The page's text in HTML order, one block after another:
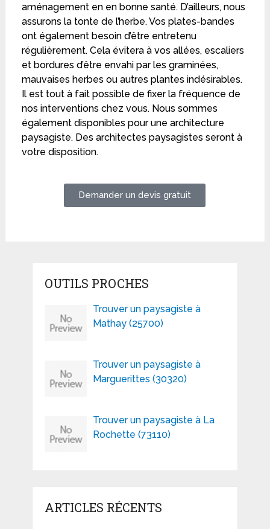
aménagement en en bonne santé. D’ailleurs, nous
assurons la tonte de l’herbe. Vos plates-bandes
ont également besoin d’être entretenu
régulièrement. Cela évitera à vos allées, escaliers
et bordures d’être envahi par les graminées,
mauvaises herbes ou autres plantes indésirables.
Il est tout à fait possible de fixer la fréquence de
nos interventions chez vous. Nous sommes
également disponibles pour une architecture
paysagiste. Des architectes paysagistes seront à
votre disposition.
Demander un devis gratuit
OUTILS PROCHES
Trouver un paysagiste à
Mathay (25700)
Trouver un paysagiste à
Marguerittes (30320)
Trouver un paysagiste à La
Rochette (73110)
ARTICLES RÉCENTS